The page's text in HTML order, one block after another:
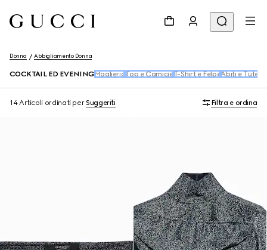
Donna Abbigliamento Donna
COCKTAIL ED EVENINGMaglieria Top e Camicie T-Shirt e FelpeAbiti e Tute
14 Articoli ordinati perSuggeriti Filtra e ordina